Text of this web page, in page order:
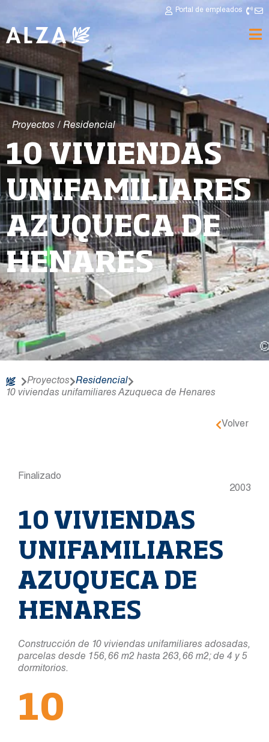
Portal de empleados
Proyectos / Residencial
10 VIVIENDAS
UNIFAMILIARES
AZUQUECA DE
HENARES
Proyectos
Residencial
10 viviendas unifamiliares Azuqueca de Henares
Volver
Finalizado
2003
10 VIVIENDAS
UNIFAMILIARES
AZUQUECA DE
HENARES
Construcción de 10 viviendas unifamiliares adosadas,
parcelas desde 156, 66 m2 hasta 263, 66 m2; de 4 y 5
dormitorios.
10